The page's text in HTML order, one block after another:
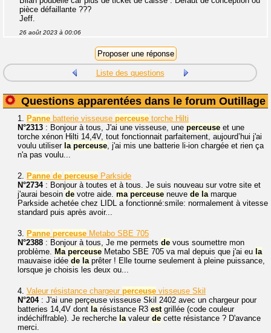
pièce défaillante ???
Jeff.
26 août 2023 à 00:06
Liste des questions
Questions apparentées dans le forum Outillage
1. Panne batterie visseuse perceuse torche Hilti
N°2313 : Bonjour à tous, J'ai une visseuse, une perceuse et une
torche xénon Hilti 14,4V, tout fonctionnait parfaitement, aujourd’hui j'ai
voulu utiliser la perceuse, j'ai mis une batterie li-ion chargée et rien ça
n'a pas voulu...
2. Panne de perceuse Parkside
N°2734: Bonjour à toutes et à tous. Je suis nouveau sur votre site et
j'aurai besoin de votre aide. ma perceuse neuve de lamarque
Parkside achetée chez LIDL a fonctionné:smile: normalement à vitesse
standard puis après avoir...
3. Panne perceuse Metabo SBE 705
N°2388 : Bonjour à tous, Je me permets de vous soumettre mon
problème. Ma perceuse Metabo SBE 705 va mal depuis que j'ai eu la
mauvaise idée de laprêter ! Elle tourne seulement à pleine puissance,
lorsque je choisis les deux ou...
4. Valeur résistance chargeur perceuse visseuse Skil
N°204: J'ai une perçeuse visseuse Skil 2402 avec un chargeur pour
batteries 14,4V dont larésistance R3 estgrillée (code couleur
indéchiffrable). Je recherche lavaleur de cette résistance ? D'avance
merci.